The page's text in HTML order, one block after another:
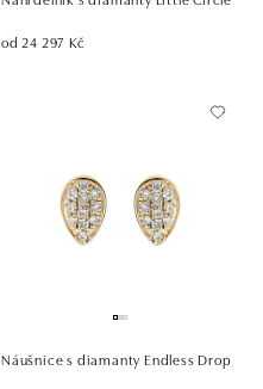
od 24 297 Kč
Náušnice s diamanty Endless Drop